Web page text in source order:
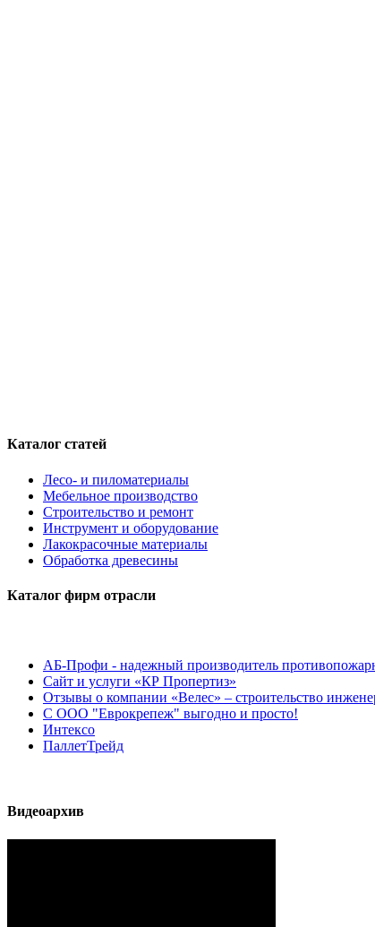
Каталог статей
Лесо- и пиломатериалы
Мебельное производство
Строительство и ремонт
Инструмент и оборудование
Лакокрасочные материалы
Обработка древесины
Каталог фирм отрасли
АБ-Профи - надежный производитель
Сайт и услуги «КР Пропертиз»
Отзывы о компании «Велес» – строительство
С ООО "Еврокрепеж" выгодно и просто!
Интексо
ПаллетТрейд
Видеоархив